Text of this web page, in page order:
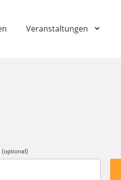
Veranstaltungen
(optional)